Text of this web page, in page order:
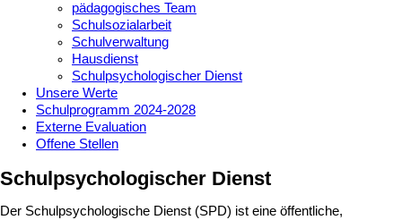
pädagogisches Team
Schulsozialarbeit
Schulverwaltung
Hausdienst
Schulpsychologischer Dienst
Unsere Werte
Schulprogramm 2024-2028
Externe Evaluation
Offene Stellen
Schulpsychologischer Dienst
Der Schulpsychologische Dienst (SPD) ist eine öffentliche,